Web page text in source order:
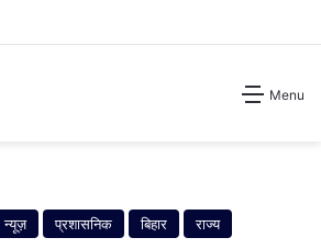
Menu
Search for
न्यूज़ प्रशासनिक बिहार
राज्य